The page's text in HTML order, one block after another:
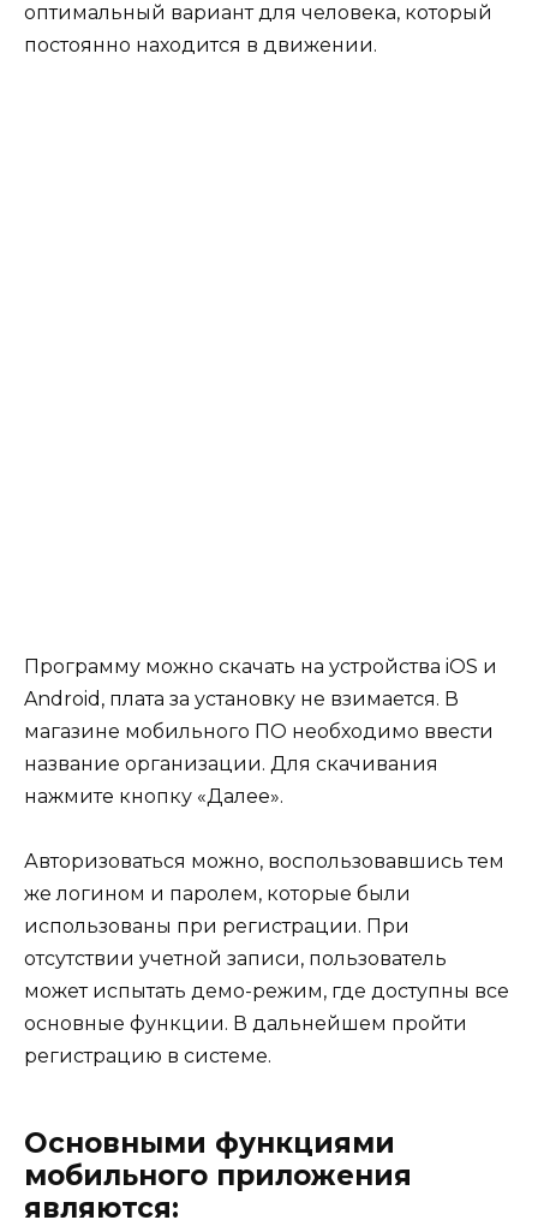
оптимальный вариант для человека, который
постоянно находится в движении.
Программу можно скачать на устройства iOS и
Android, плата за установку не взимается. В
магазине мобильного ПО необходимо ввести
название организации. Для скачивания
нажмите кнопку «Далее».
Авторизоваться можно, воспользовавшись тем
же логином и паролем, которые были
использованы при регистрации. При
отсутствии учетной записи, пользователь
может испытать демо-режим, где доступны все
основные функции. В дальнейшем пройти
регистрацию в системе.
Основными функциями
мобильного приложения
являются: